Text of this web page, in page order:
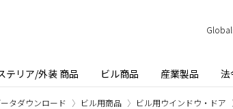
テリア/外装 商品 ビル商品 産業製品 法
タダウンロード ビル用商品 ビル用ウインドウ・ドア